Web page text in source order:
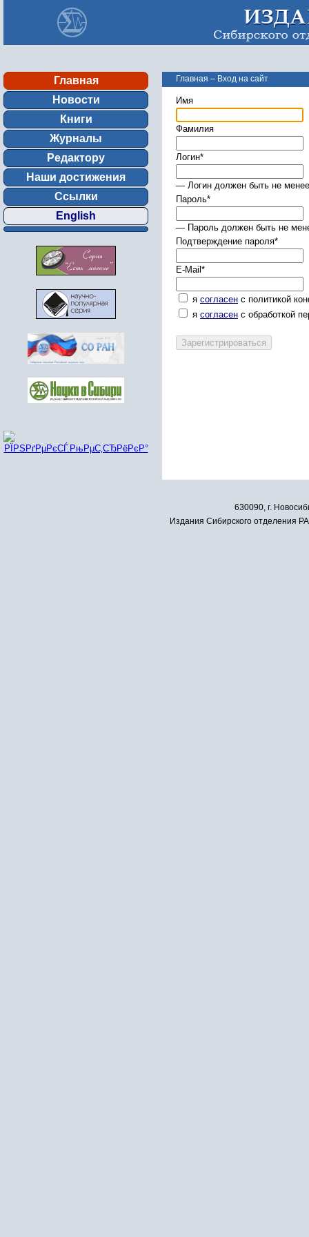
Главная
Новости
Книги
Журналы
Редактору
Наши достижения
Ссылки
English
Главная – Вход на сайт
Имя
Фамилия
Логин*
— Логин должен быть не
Пароль*
— Пароль должен быть не
Подтверждение пароля*
E-Mail *
я согласен с политикой
я согласен с обработкой
630090, г.
Издания Сибирского отделения